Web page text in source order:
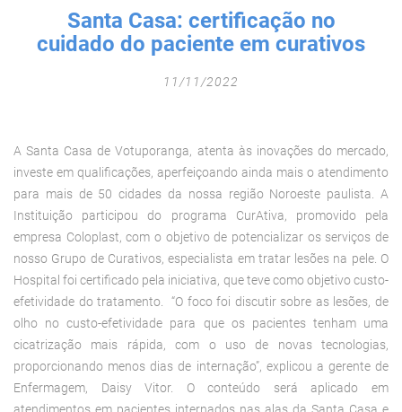
Santa Casa: certificação no
cuidado do paciente em curativos
11/11/2022
A Santa Casa de Votuporanga, atenta às inovações do mercado,
investe em qualificações, aperfeiçoando ainda mais o atendimento
para mais de 50 cidades da nossa região Noroeste paulista. A
Instituição participou do programa CurAtiva, promovido pela
empresa Coloplast, com o objetivo de potencializar os serviços de
nosso Grupo de Curativos, especialista em tratar lesões na pele. O
Hospital foi certificado pela iniciativa, que teve como objetivo custo-
efetividade do tratamento. “O foco foi discutir sobre as lesões, de
olho no custo-efetividade para que os pacientes tenham uma
cicatrização mais rápida, com o uso de novas tecnologias,
proporcionando menos dias de internação”, explicou a gerente de
Enfermagem, Daisy Vitor. O conteúdo será aplicado em
atendimentos em pacientes internados nas alas da Santa Casa e